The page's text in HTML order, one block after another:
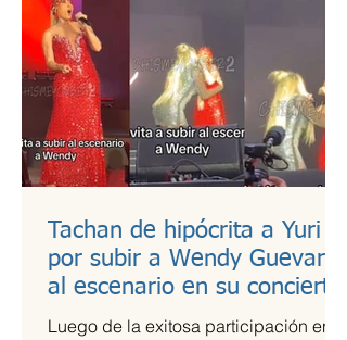
Tachan de hipócrita a Yuri
por subir a Wendy Guevara
al escenario en su concierto
Luego de la exitosa participación en